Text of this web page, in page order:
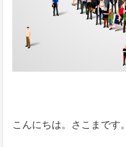
こんにちは。さこまです。